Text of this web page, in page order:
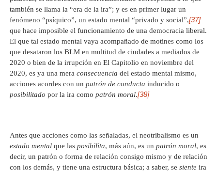
también se llama la “era de la ira”; y es en primer lugar un
fenómeno “psíquico”, un estado mental “privado y social”,[37]
que hace imposible el funcionamiento de una democracia liberal.
El que tal estado mental vaya acompañado de motines como los
que desataron los BLM en multitud de ciudades a mediados de
2020 o bien de la irrupción en El Capitolio en noviembre del
2020, es ya una mera consecuencia del estado mental mismo,
acciones acordes con un patrón de conducta inducido o
posibilitado por la ira como patrón moral.[38]
Antes que acciones como las señaladas, el neotribalismo es un
estado mental que las posibilita, más aún, es un patrón moral, es
decir, un patrón o forma de relación consigo mismo y de relación
con los demás, y tiene una estructura básica; a saber, se siente ira